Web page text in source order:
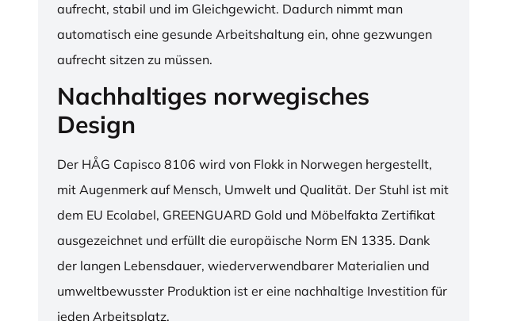
aufrecht, stabil und im Gleichgewicht. Dadurch nimmt man
automatisch eine gesunde Arbeitshaltung ein, ohne gezwungen
aufrecht sitzen zu müssen.
Nachhaltiges norwegisches
Design
Der HÅG Capisco 8106 wird von Flokk in Norwegen hergestellt,
mit Augenmerk auf Mensch, Umwelt und Qualität. Der Stuhl ist mit
dem EU Ecolabel, GREENGUARD Gold und Möbelfakta Zertifikat
ausgezeichnet und erfüllt die europäische Norm EN 1335. Dank
der langen Lebensdauer, wiederverwendbarer Materialien und
umweltbewusster Produktion ist er eine nachhaltige Investition für
jeden Arbeitsplatz.